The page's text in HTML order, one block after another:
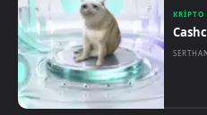
KRIPTO